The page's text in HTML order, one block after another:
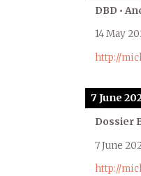
DBD •
14 May
http://
7 June
Dossier
7 June
http://